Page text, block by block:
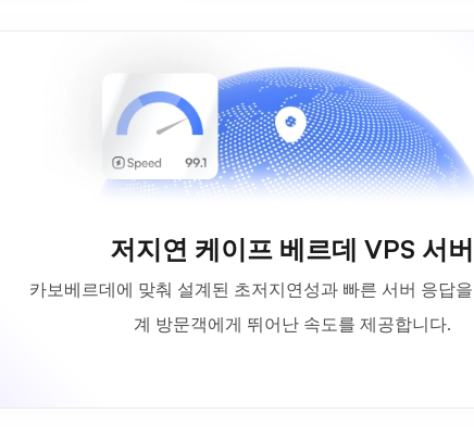
저지연 케이프 베르데 VPS 서버
카보베르데에 맞춰 설계된 초저지연성과 빠른 서버 응답
계 방문객에게 뛰어난 속도를 제공합니다.